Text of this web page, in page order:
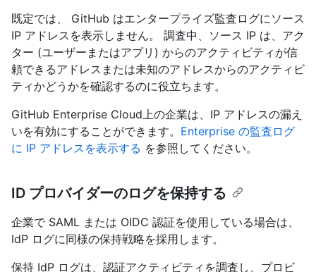
既定では、 GitHub はエンタープライズ監査ログにソース
IP アドレスを表示しません。 調査中、ソース IP は、アク
ター (ユーザーまたはアプリ) からのアクティビティが信
頼できるアドレスまたは未知のアドレスからのアクティビ
ティかどうかを確認するのに役立ちます。
GitHub Enterprise Cloud上の企業は、IP アドレスの漏え
いを有効にすることができます。 Enterprise の監査ログ
に IP アドレスを表示する を参照してください。
ID プロバイダーのログを保持する
企業で SAML または OIDC 認証を使用している場合は、
IdP ログに同様の保持戦略を採用します。
保持 IdP ログは、認証アクティビティを調査し、プロビ